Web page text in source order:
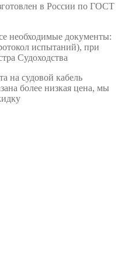
в России по ГОСТ
необходимые документы:
испытаний), при
Судоходства
на судовой кабель
более низкая цена, мы